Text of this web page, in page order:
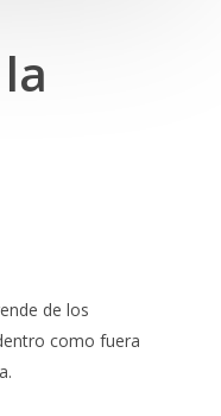
de los
como fuera